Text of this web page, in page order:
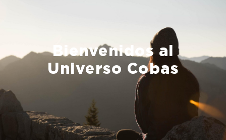
Bienvenidos al
Universo Cobas